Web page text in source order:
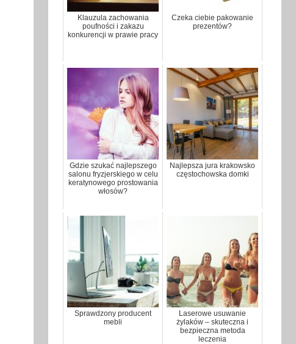
Klauzula zachowania
poufności i zakazu
konkurencji w prawie pracy
Czeka ciebie pakowanie
prezentów?
Gdzie szukać najlepszego
salonu fryzjerskiego w celu
keratynowego prostowania
włosów?
Najlepsza jura krakowsko
częstochowska domki
Sprawdzony producent
mebli
Laserowe usuwanie
żylaków – skuteczna i
bezpieczna metoda
leczenia